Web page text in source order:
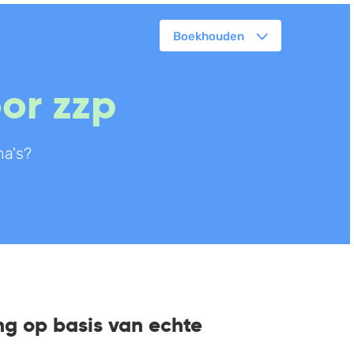
Boekhouden
zzp
op basis van echte